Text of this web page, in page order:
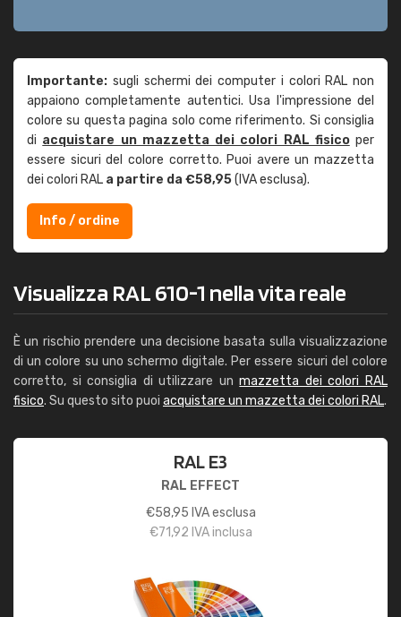
Importante: sugli schermi dei computer i colori RAL non
appaiono completamente autentici. Usa l'impressione del
colore su questa pagina solo come riferimento. Si consiglia
di acquistare un mazzetta dei colori RAL fisicoper
essere sicuri del colore corretto. Puoi avere un mazzetta
dei colori RAL a partire da €58,95(IVA esclusa).
Info / ordine
Visualizza RAL 610-1 nella vita reale
È un rischio prendere una decisione basata sulla visualizzazione
di un colore su uno schermo digitale. Per essere sicuri del colore
corretto, si consiglia di utilizzare unmazzetta dei colori RAL
fisico. Su questo sito puoi acquistare un mazzetta dei colori RAL.
RAL E3
RAL EFFECT
€58,95 IVA esclusa
€71,92 IVA inclusa